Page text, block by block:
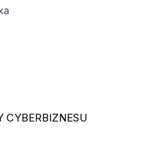
CYBERBIZNESU